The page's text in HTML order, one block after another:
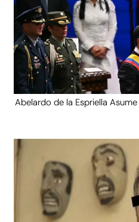
Abelardo de la Espriella